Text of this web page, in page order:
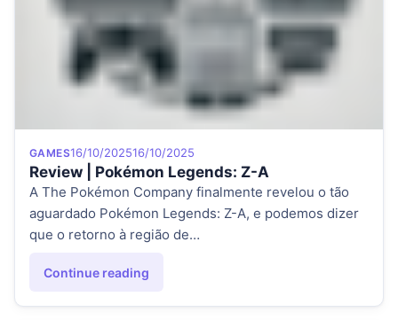
Category
GAMESPosted on
16/10/202516/10/2025
Review | Pokémon Legends: Z-A
A The Pokémon Company finalmente revelou o tão
aguardado Pokémon Legends: Z-A, e podemos dizer
que o retorno à região de…
Continue reading
"Review | Pokémon Legends: Z-A"